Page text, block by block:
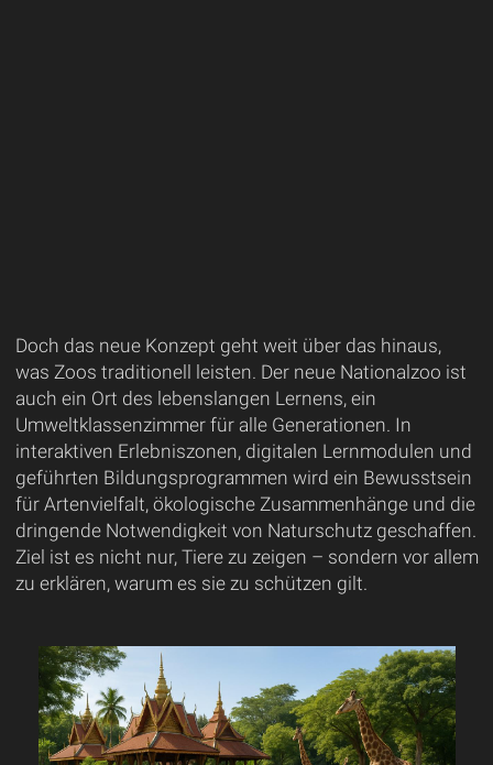
Doch das neue Konzept geht weit über das hinaus,
was Zoos traditionell leisten. Der neue Nationalzoo ist
auch ein Ort des lebenslangen Lernens, ein
Umweltklassenzimmer für alle Generationen. In
interaktiven Erlebniszonen, digitalen Lernmodulen und
geführten Bildungsprogrammen wird ein Bewusstsein
für Artenvielfalt, ökologische Zusammenhänge und die
dringende Notwendigkeit von Naturschutz geschaffen.
Ziel ist es nicht nur, Tiere zu zeigen – sondern vor allem
zu erklären, warum es sie zu schützen gilt.